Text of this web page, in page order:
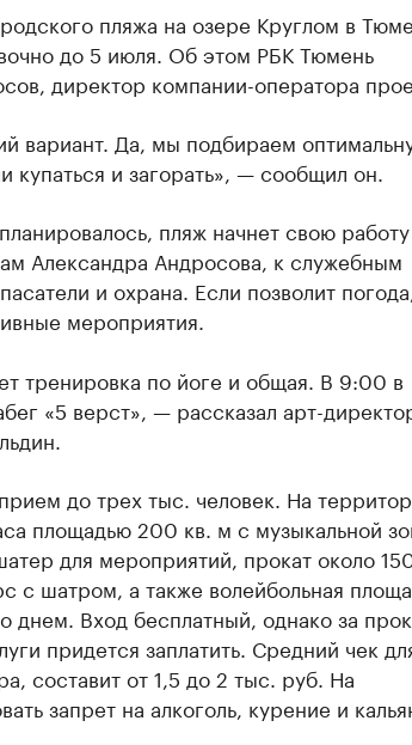
пляжа на озере Круглом в
до 5 июля. Об этом РБК Тюмень
директор компании-оператора
вариант. Да, мы подбираем
и загорать», — сообщил он.
пляж начнет свою работу
Александра Андросова, к служебным
и охрана. Если позволит погода,
мероприятия.
тренировка по йоге и общая. В 9:00 в
«5 верст», — рассказал арт-
до трех тыс. человек. На
площадью 200 кв. м с музыкальной
для мероприятий, прокат около
с шатром, а также волейбольная
днем. Вход бесплатный, однако за
придется заплатить. Средний чек
составит от 1,5 до 2 тыс. руб. На
запрет на алкоголь, курение и